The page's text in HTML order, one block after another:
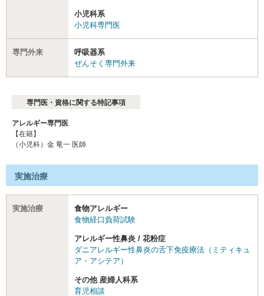
小児科系
小児科専門医
専門外来
呼吸器系
ぜんそく専門外来
専門医・資格に関する特記事項
アレルギー専門医
【在籍】
（小児科）金 竜一 医師
実施治療
実施治療
食物アレルギー
食物経口負荷試験
アレルギー性鼻炎 / 花粉症
ダニアレルギー性鼻炎の舌下免疫療法（ミティキュ
ア・アシテア）
その他 産婦人科系
育児相談